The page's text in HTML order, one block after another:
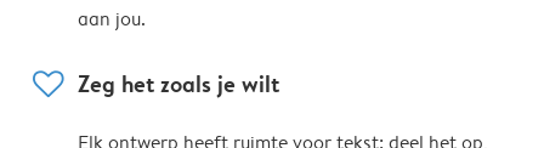
aan jou.
heart Zeg het zoals je wilt
Elk ontwerp heeft ruimte voor tekst: deel het op,